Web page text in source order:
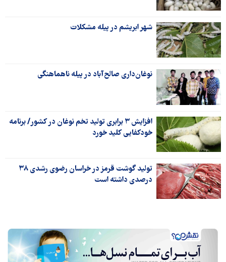
شهر ابریشم در پیله مشکلات
نوغان‌داری صالح‌آباد در پیله ناهماهنگی
افزایش ۳ برابری تولید تخم نوغان در کشور/ برنامه
خودکفایی کلید خورد
تولید گوشت قرمز در خراسان رضوی رشدی ۳۸
درصدی داشته است